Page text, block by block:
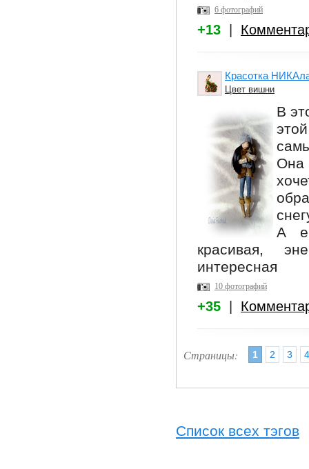
6 фотографий
+13
Красотка
Цвет вишни
В
Она
А
красивая,
интересная
10 фотографий
+35
Страницы: 1 2 3 4
Список всех тэгов